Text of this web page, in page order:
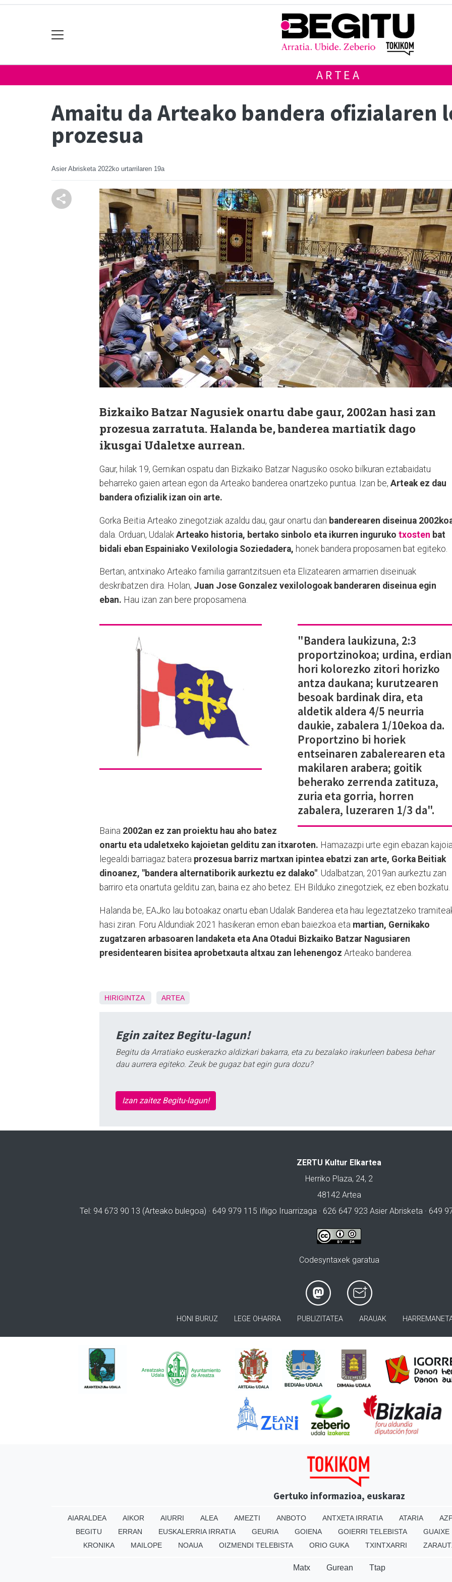
ARTEA
Amaitu da Arteako bandera ofizialaren
prozesua
Asier Abrisketa 2022ko urtarrilaren 19a
Bizkaiko Batzar Nagusiek onartu dabe gaur, 2002an hasi zan
prozesua zarratuta. Halanda be, banderea martiatik dago
ikusgai Udaletxe aurrean.
Gaur, hilak 19, Gernikan ospatu dan Bizkaiko Batzar Nagusiko osoko bilkuran eztabaidatu
beharreko gaien artean egon da Arteako banderea onartzeko puntua. Izan be, Arteak ez dau
bandera ofizialik izan oin arte.
Gorka Beitia Arteako zinegotziak azaldu dau, gaur onartu dan banderearen diseinua
dala. Orduan, Udalak Arteako historia, bertako sinbolo eta ikurren inguruko txosten bat
bidali eban Espainiako Vexilologia Soziedadera, honek bandera proposamen bat egiteko.
Bertan, antxinako Arteako familia garrantzitsuen eta Elizatearen armarrien diseinuak
deskribatzen dira. Holan, Juan Jose Gonzalez vexilologoak banderaren diseinua egin
eban. Hau izan zan bere proposamena.
"Bandera laukizuna, 2:3
proportzinokoa; urdina, erdian
hori kolorezko zitori horizko
antza daukana; kurutzearen
besoak bardinak dira, eta
aldetik aldera 4/5 neurria
daukie, zabalera 1/10ekoa da.
Proportzino bi horiek
entseinaren zabalerearen eta
makilaren arabera; goitik
beherako zerrenda zatituza,
zuria eta gorria, horren
zabalera, luzeraren 1/3 da".
Baina 2002an ez zan proiektu hau aho batez
onartu eta udaletxeko kajoietan gelditu zan itxaroten. Hamazazpi urte egin ebazan
legealdi barriagaz batera prozesua barriz martxan ipintea ebatzi zan arte, Gorka Beitiak
dinoanez, "bandera alternatiborik aurkeztu ez dalako". Udalbatzan, 2019an aurkeztu zan
barriro eta onartuta gelditu zan, baina ez aho betez. EH Bilduko zinegotziek, ez eben bozkatu.
Halanda be, EAJko lau botoakaz onartu eban Udalak Banderea eta hau legeztatzeko
hasi ziran. Foru Aldundiak 2021 hasikeran emon eban baiezkoa eta martian, Gernikako
zugatzaren arbasoaren landaketa eta Ana Otadui Bizkaiko Batzar Nagusiaren
presidentearen bisitea aprobetxauta altxau zan lehenengoz Arteako banderea.
HIRIGINTZA ARTEA
Egin zaitez Begitu-lagun!
Begitu da Arratiako euskerazko aldizkari bakarra, eta zu bezalako irakurleen babesa behar
dau aurrera egiteko. Zeuk be gugaz bat egin gura dozu?
Izan zaitez Begitu-lagun!
ZERTU Kultur Elkartea
Herriko Plaza, 24, 2
48142 Artea
Tel: 94 673 90 13 (Arteako bulegoa) · 649 979 115 Iñigo Iruarrizaga · 626 647 923 Asier Abrisketa · 649
Codesyntaxek garatua
HONI BURUZ LEGE OHARRA PUBLIZITATEA ARAUAK
Gertuko informazioa, euskaraz
AIARALDEA AIKOR AIURRI ALEA AMEZTI ANBOTO ANTXETA IRRATIA ATARIA
BEGITU
ERRAN EUSKALERRIA IRRATIA GEURIA GOIENA GOIERRI TELEBISTA
GUAIXE
KRONIKA
MAILOPE NOAUA OIZMENDI TELEBISTA ORIO GUKA TXINTXARRI
Matx Gurean Ttap